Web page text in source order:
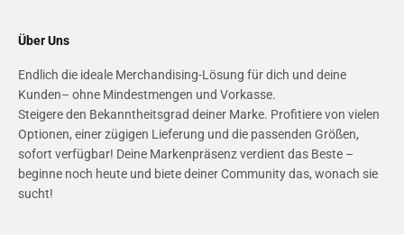
Über Uns
Endlich die ideale Merchandising-Lösung für dich und deine
Kunden– ohne Mindestmengen und Vorkasse.
Steigere den Bekanntheitsgrad deiner Marke. Profitiere von vielen
Optionen, einer zügigen Lieferung und die passenden Größen,
sofort verfügbar! Deine Markenpräsenz verdient das Beste –
beginne noch heute und biete deiner Community das, wonach sie
sucht!